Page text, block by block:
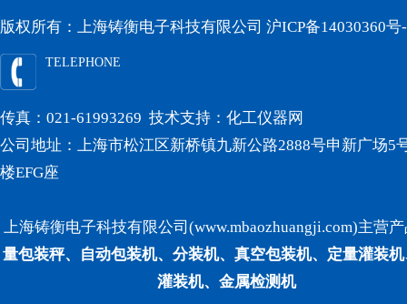
版权所有：上海铸衡电子科技有限公司 沪ICP备14030360号
TELEPHONE
传真：021-61993269 技术支持： 化工仪器网
公司地址：上海市松江区新桥镇九新公路2888号申新广场5
楼EFG座
上海铸衡电子科技有限公司(www.mbaozhuangji.com)主营
量包装秤、自动包装机、分装机、真空包装机、定量灌装
灌装机、金属检测机